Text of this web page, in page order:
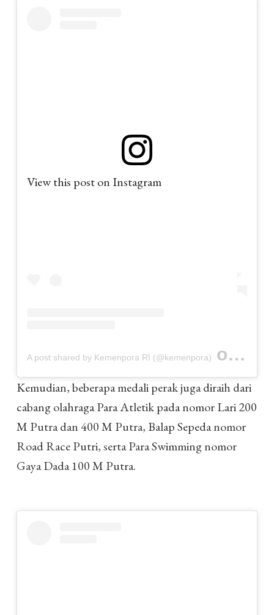
View this post on Instagram
A post shared by Kemenpora RI (@kemenpora) on Oct 9,
Kemudian, beberapa medali perak juga diraih dari
cabang olahraga Para Atletik pada nomor Lari 200
M Putra dan 400 M Putra, Balap Sepeda nomor
Road Race Putri, serta Para Swimming nomor
Gaya Dada 100 M Putra.